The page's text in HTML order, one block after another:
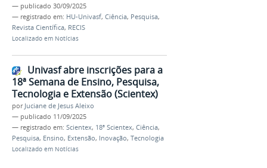
— publicado 30/09/2025
— registrado em: HU-Univasf, Ciência, Pesquisa,
Revista Científica, RECIS
Localizado em Notícias
Univasf abre inscrições para a
18ª Semana de Ensino, Pesquisa,
Tecnologia e Extensão (Scientex)
por Juciane de Jesus Aleixo
— publicado 11/09/2025
— registrado em: Scientex, 18ª Scientex, Ciência,
Pesquisa, Ensino, Extensão, Inovação, Tecnologia
Localizado em Notícias